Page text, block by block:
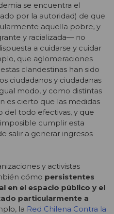
se encuentra el
por la autoridad) de que
aquella pobre, y
y racializada— no
a cuidarse y cuidar
que aglomeraciones
clandestinas han sido
ciudadanos y ciudadanas
modo, y como distintas
es cierto que las medidas
del todo efectivas, y que
cumplir esta
salir a generar ingresos
y activistas
cómo persistentes
en el espacio público y el
particularmente a
la Red Chilena Contra la